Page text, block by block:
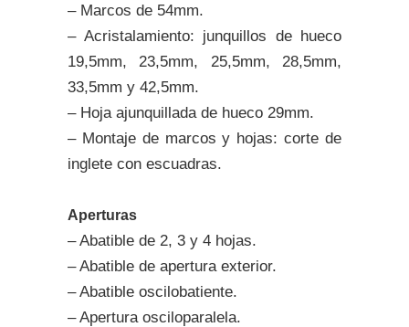
– Marcos de 54mm.
– Acristalamiento: junquillos de hueco
19,5mm, 23,5mm, 25,5mm, 28,5mm,
33,5mm y 42,5mm.
– Hoja ajunquillada de hueco 29mm.
– Montaje de marcos y hojas: corte de
inglete con escuadras.
Aperturas
– Abatible de 2, 3 y 4 hojas.
– Abatible de apertura exterior.
– Abatible oscilobatiente.
– Apertura osciloparalela.